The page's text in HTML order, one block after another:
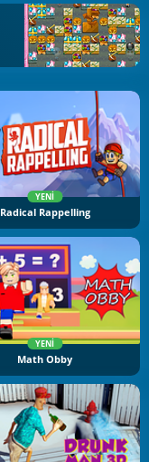
YENI
Radical Rappelling
YENI
Math Obby